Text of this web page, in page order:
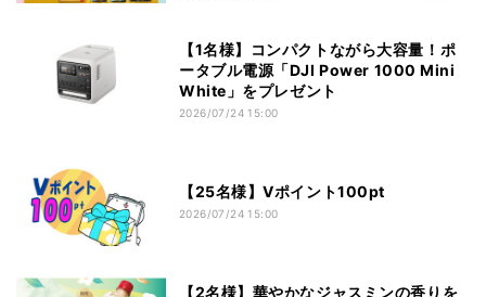
【1名様】コンパクトながら大容量！ポ
ータブル電源「DJI Power 1000 Mini
White」をプレゼント
2026/07/24 15:00
【25名様】Vポイント100pt
2026/07/24 15:00
【2名様】華やかなジャスミンの香りを